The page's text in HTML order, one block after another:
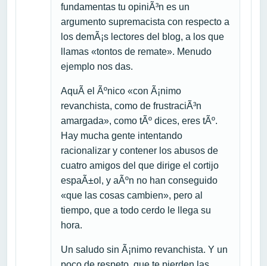
fundamentas tu opiniÃ³n es un
argumento supremacista con respecto a
los demÃ¡s lectores del blog, a los que
llamas «tontos de remate». Menudo
ejemplo nos das.
AquÃ­ el Ãºnico «con Ã¡nimo
revanchista, como de frustraciÃ³n
amargada», como tÃº dices, eres tÃº.
Hay mucha gente intentando
racionalizar y contener los abusos de
cuatro amigos del que dirige el cortijo
espaÃ±ol, y aÃºn no han conseguido
«que las cosas cambien», pero al
tiempo, que a todo cerdo le llega su
hora.
Un saludo sin Ã¡nimo revanchista. Y un